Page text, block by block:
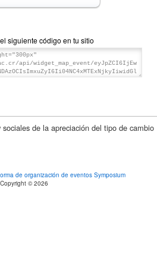
siguiente código en tu sitio
de la apreciación del tipo de cambio
de organización de eventos Symposium
Copyright © 2026